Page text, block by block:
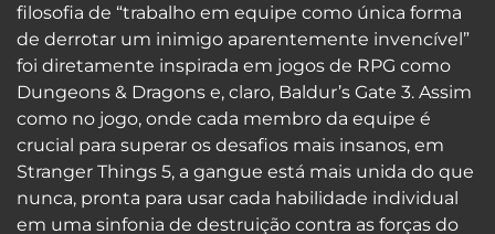
filosofia de “trabalho em equipe como única forma
de derrotar um inimigo aparentemente invencível”
foi diretamente inspirada em jogos de RPG como
Dungeons & Dragons e, claro, Baldur’s Gate 3. Assim
como no jogo, onde cada membro da equipe é
crucial para superar os desafios mais insanos, em
Stranger Things 5, a gangue está mais unida do que
nunca, pronta para usar cada habilidade individual
em uma sinfonia de destruição contra as forças do